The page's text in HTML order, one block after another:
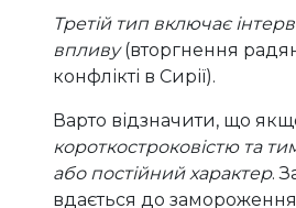
Третій тип включає
впливу(вторгнення
конфлікті в Сирії).
Варто відзначити, що
короткостроковістю та
або постійний характер.
вдається до